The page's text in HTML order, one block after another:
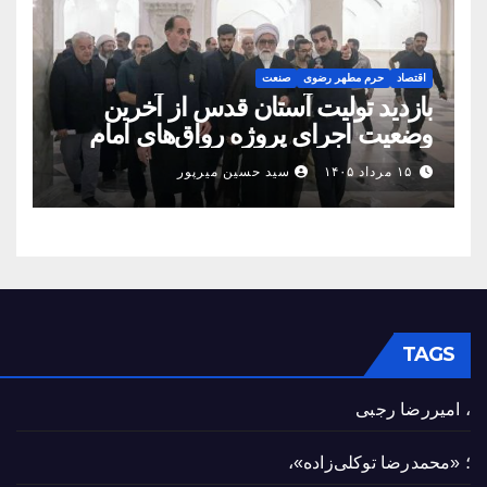
اقتصاد حرم مطهر رضوی صنعت
بازدید تولیت آستان قدس از آخرین
وضعیت اجرای پروژه رواق‌های امام
حسین(ع) و امیرالمؤمنین(ع)
۱۵ مرداد ۱۴۰۵ سید حسین میرپور
TAGS
، امیررضا رجبی
؛ «محمدرضا توکلی‌زاده»،